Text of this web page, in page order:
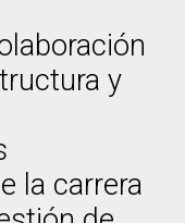
y
la carrera